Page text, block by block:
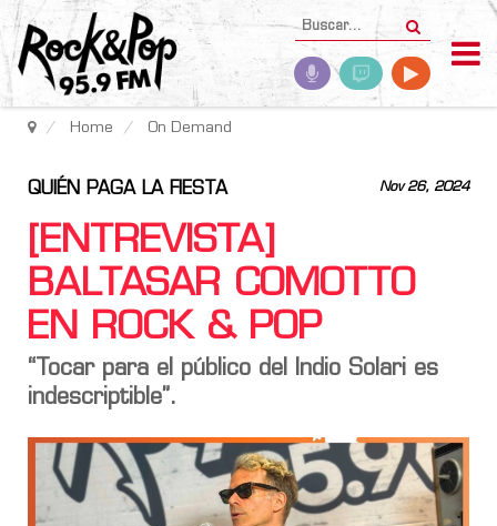
Home On Demand
Nov 26, 2024
QUIÉN PAGA LA FIESTA
[ENTREVISTA]
BALTASAR COMOTTO
EN ROCK & POP
“Tocar para el público del Indio Solari es
indescriptible”.